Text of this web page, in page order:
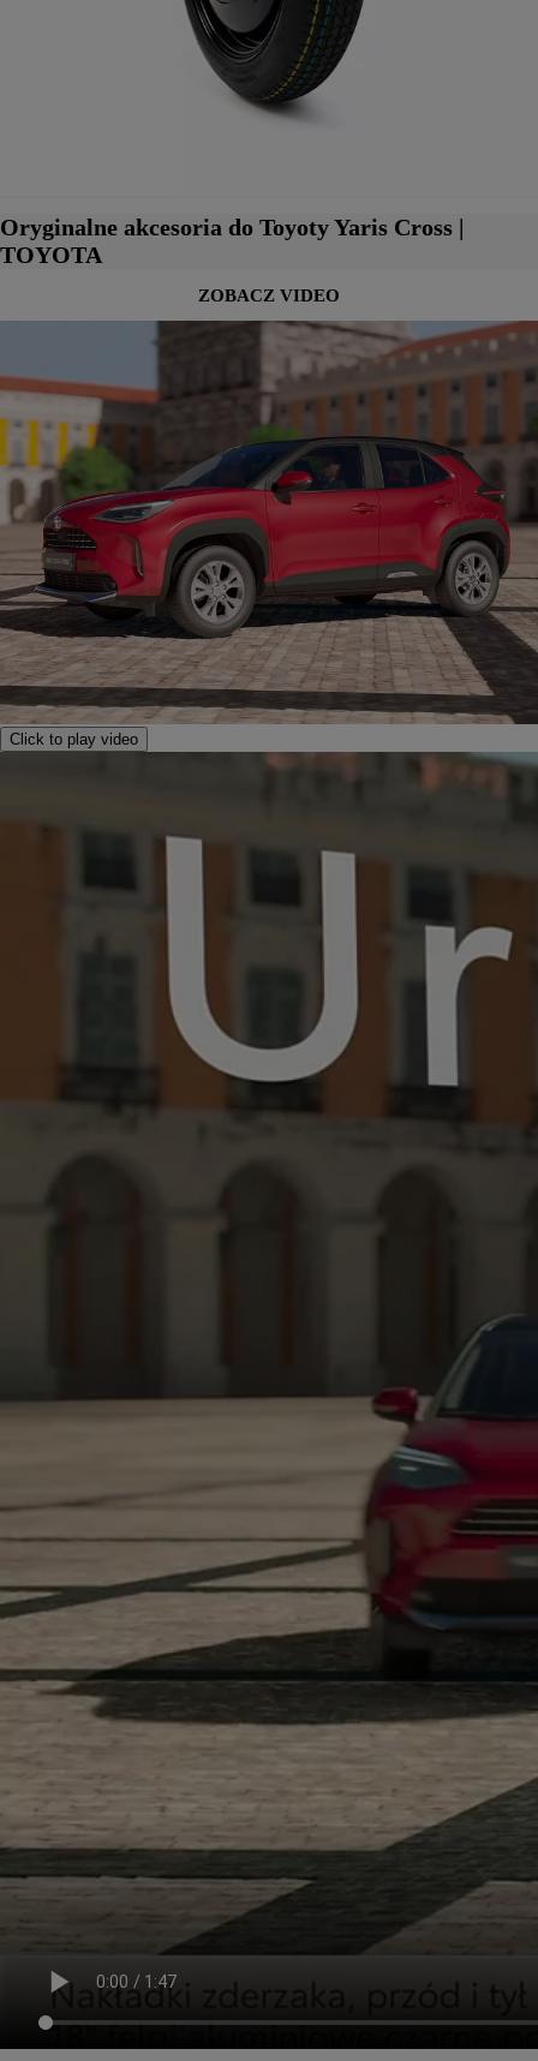
Oryginalne akcesoria do Toyoty Yaris Cross |
TOYOTA
ZOBACZ VIDEO
Click to play video